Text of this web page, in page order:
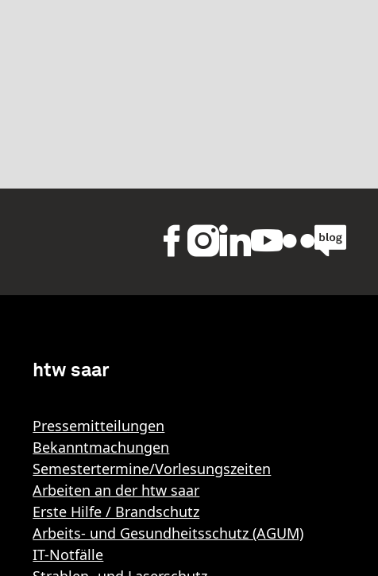
htw saar
Pressemitteilungen
Bekanntmachungen
Semestertermine/Vorlesungszeiten
Arbeiten an der htw saar
Erste Hilfe / Brandschutz
Arbeits- und Gesundheitsschutz (AGUM)
IT-Notfälle